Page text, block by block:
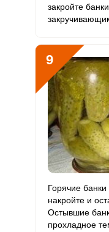
закройте
9
Горячие
накройте и
Остывшие
прохладное